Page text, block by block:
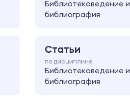
Библиотековедение и
библиография
Статьи
по дисциплине
Библиотековедение и
библиография